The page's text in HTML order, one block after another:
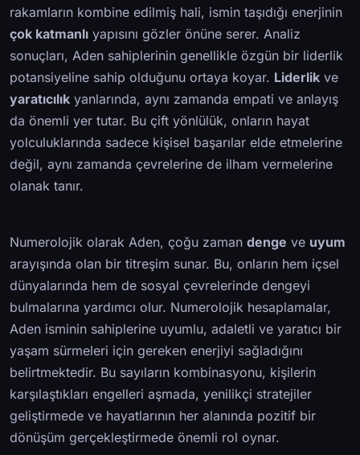
rakamların kombine edilmiş hali, ismin taşıdığı enerjinin
çok katmanlı yapısını gözler önüne serer. Analiz
sonuçları, Aden sahiplerinin genellikle özgün bir liderlik
potansiyeline sahip olduğunu ortaya koyar. Liderlik ve
yaratıcılık yanlarında, aynı zamanda empati ve anlayış
da önemli yer tutar. Bu çift yönlülük, onların hayat
yolculuklarında sadece kişisel başarılar elde etmelerine
değil, aynı zamanda çevrelerine de ilham vermelerine
olanak tanır.
Numerolojik olarak Aden, çoğu zaman denge ve uyum
arayışında olan bir titreşim sunar. Bu, onların hem içsel
dünyalarında hem de sosyal çevrelerinde dengeyi
bulmalarına yardımcı olur. Numerolojik hesaplamalar,
Aden isminin sahiplerine uyumlu, adaletli ve yaratıcı bir
yaşam sürmeleri için gereken enerjiyi sağladığını
belirtmektedir. Bu sayıların kombinasyonu, kişilerin
karşılaştıkları engelleri aşmada, yenilikçi stratejiler
geliştirmede ve hayatlarının her alanında pozitif bir
dönüşüm gerçekleştirmede önemli rol oynar.